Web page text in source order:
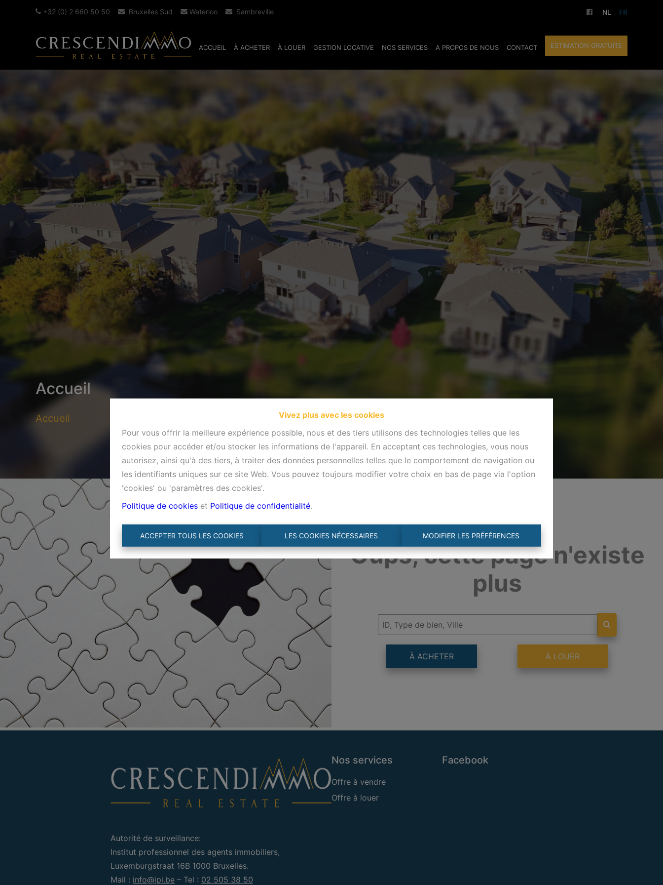
Vivez plus avec les cookies
Pour vous offrir la meilleure expérience possible, nous et des tiers utilisons des technologies telles que les
cookies pour accéder et/ou stocker les informations de l'appareil. En acceptant ces technologies, vous nous
autorisez, ainsi qu'à des tiers, à traiter des données personnelles telles que le comportement de navigation ou
les identifiants uniques sur ce site Web. Vous pouvez toujours modifier votre choix en bas de page via l'option
'cookies' ou 'paramètres des cookies'.
Politique de cookies et Politique de confidentialité.
ACCEPTER TOUS LES COOKIES LES COOKIES NÉCESSAIRES MODIFIER LES PRÉFÉRENCES
+32 (0) 2 660 50 50 Bruxelles Sud Waterloo Sambreville NL FR
ACCUEIL À ACHETER À LOUER GESTION LOCATIVE NOS SERVICES A PROPOS DE NOUS CONTACT ESTIMATION GRATUITE
Accueil
Accueil
Oups, cette page n'existe
plus
À ACHETER À LOUER
Autorité de surveillance:
Institut professionnel des agents immobiliers,
Luxemburgstraat 16B 1000 Bruxelles.
Mail : info@ipi.be – Tel : 02 505 38 50
Nos services
Offre à vendre
Offre à louer
Facebook